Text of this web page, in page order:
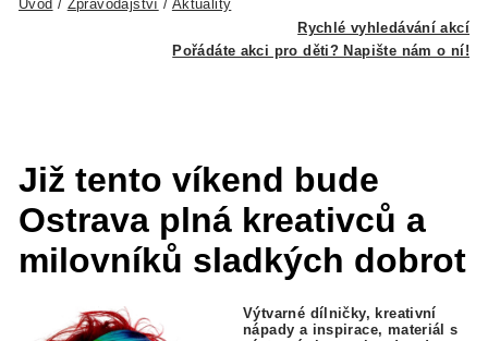
Rychlé vyhledávání akcí
Úvod / Zpravodajství / Aktuality
Pořádáte akci pro děti? Napište nám o ní!
Již tento víkend bude
Ostrava plná kreativců a
milovníků sladkých dobrot
Výtvarné dílničky, kreativní
nápady a inspirace, materiál s